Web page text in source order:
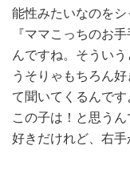
能性みたいなのをシ
『ママこっちのお
んですね。そうい
うそりゃもちろん
て聞いてくるんで
この子は！と思う
好きだけれど、右手